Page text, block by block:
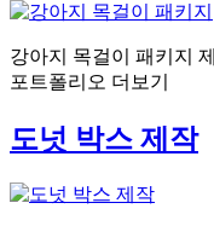
강아지 목걸이 패키지
포트폴리오 더보기
도넛 박스 제작